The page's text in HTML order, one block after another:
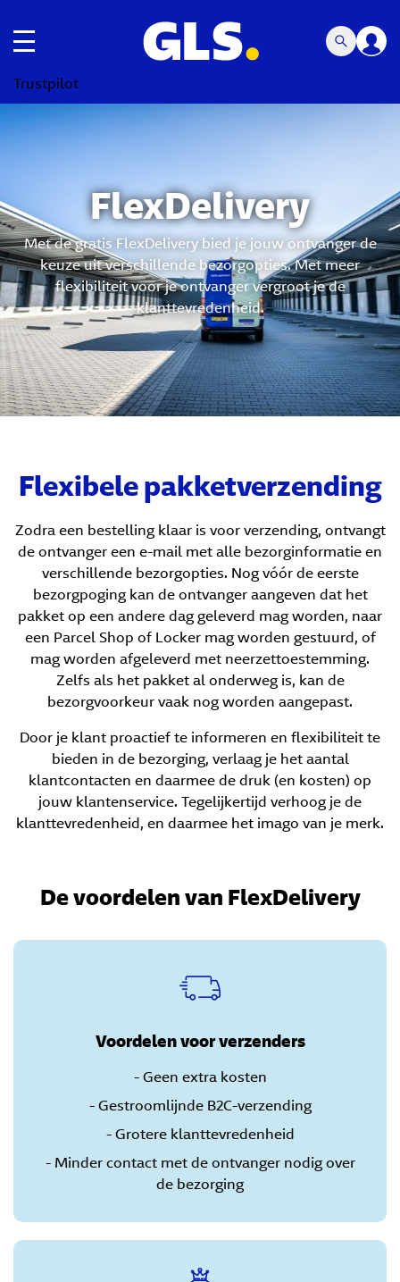
toggle navigatie
Trustpilot
FlexDelivery
Met de gratis FlexDelivery bied je jouw ontvanger de
keuze uit verschillende bezorgopties. Met meer
flexibiliteit voor je ontvanger vergroot je de
klanttevredenheid.
Flexibele pakketverzending
Zodra een bestelling klaar is voor verzending, ontvangt
de ontvanger een e-mail met alle bezorginformatie en
verschillende bezorgopties. Nog vóór de eerste
bezorgpoging kan de ontvanger aangeven dat het
pakket op een andere dag geleverd mag worden, naar
een Parcel Shop of Locker mag worden gestuurd, of
mag worden afgeleverd met neerzettoestemming.
Zelfs als het pakket al onderweg is, kan de
bezorgvoorkeur vaak nog worden aangepast.
Door je klant proactief te informeren en flexibiliteit te
bieden in de bezorging, verlaag je het aantal
klantcontacten en daarmee de druk (en kosten) op
jouw klantenservice. Tegelijkertijd verhoog je de
klanttevredenheid, en daarmee het imago van je merk.
De voordelen van FlexDelivery
Voordelen voor verzenders
- Geen extra kosten
- Gestroomlijnde B2C-verzending
- Grotere klanttevredenheid
- Minder contact met de ontvanger nodig over
de bezorging